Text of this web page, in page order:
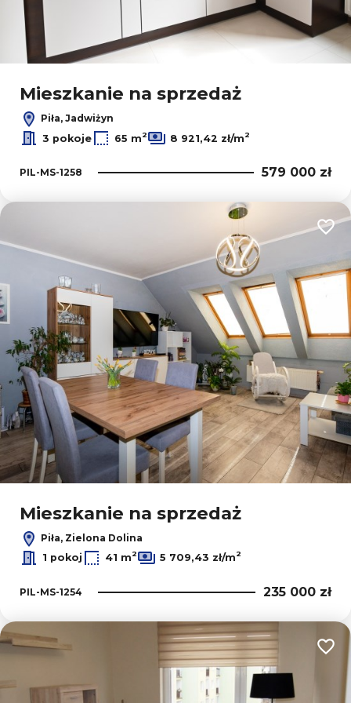
© OpenStreetMap contributors
Mieszkanie na sprzedaż
Piła, Jadwiżyn
3 pokoje
65 m2 8 921,42 zł/m2
PIL-MS-1258 579 000 zł
Mieszkanie na sprzedaż
Piła, Zielona Dolina
1 pokoj
41 m2 5 709,43 zł/m2
PIL-MS-1254 235 000 zł